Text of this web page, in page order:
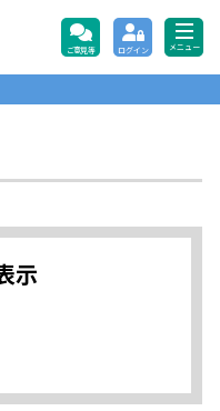
益財団法人日本ICTテレ
ご意見等 ログイン メニュー
示